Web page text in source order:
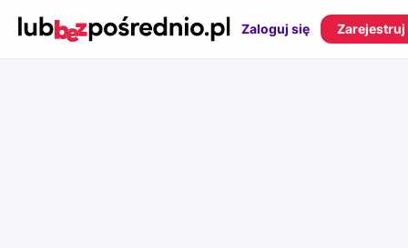
Zaloguj się Zarejestruj